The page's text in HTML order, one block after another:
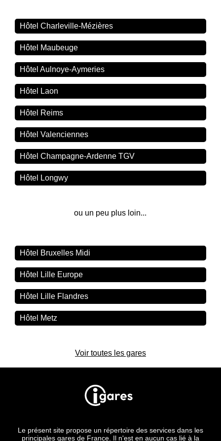
Hôtel Charleville-Mézières
Hôtel Maubeuge
Hôtel Aulnoye-Aymeries
Hôtel Laon
Hôtel Reims
Hôtel Valenciennes
Hôtel Champagne-Ardenne TGV
Hôtel Longwy
ou un peu plus loin...
Hôtel Bruxelles Midi
Hôtel Lille Europe
Hôtel Lille Flandres
Hôtel Metz
Voir toutes les gares
Le présent site propose un répertoire des services dans les
principales gares de France. Il n'est en aucun cas lié à la